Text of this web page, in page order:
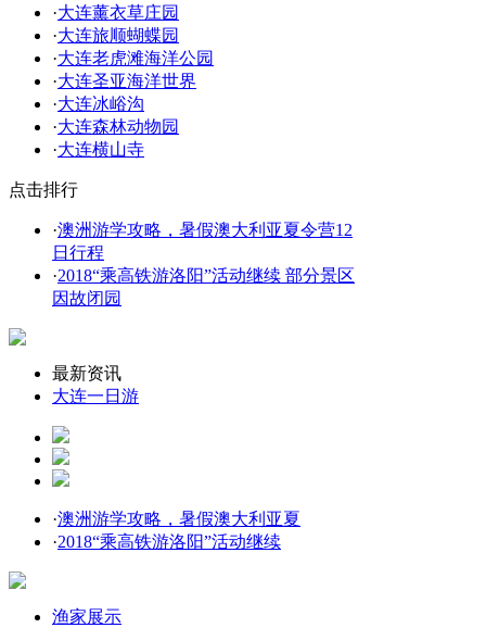
·大连薰衣草庄园
·大连旅顺蝴蝶园
·大连老虎滩海洋公园
·大连圣亚海洋世界
·大连冰峪沟
·大连森林动物园
·大连横山寺
点击排行
·澳洲游学攻略，暑假澳大利亚夏令营12
日行程
·2018“乘高铁游洛阳”活动继续 部分景区
因故闭园
最新资讯
大连一日游
·澳洲游学攻略，暑假澳大利亚夏
·2018“乘高铁游洛阳”活动继续
渔家展示